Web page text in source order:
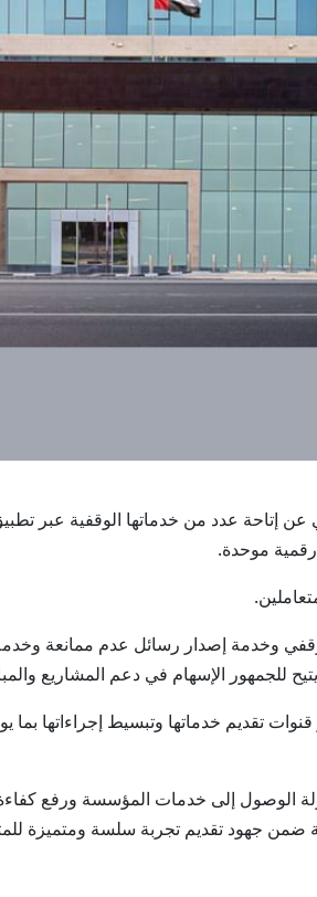
دبي عن إتاحة عدد من خدماتها الوقفية
موحدة.
وخدمة إصدار رسائل عدم ممانعة
للجمهور الإسهام في دعم المشاريع
تقديم خدماتها وتبسيط إجراءاتها
إلى خدمات المؤسسة ورفع كفاءة
جهود تقديم تجربة سلسة ومتميزة